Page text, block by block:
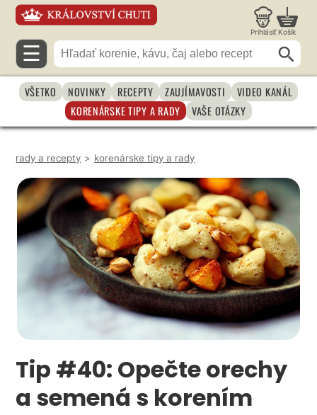
Prihlásiť Košík
☰
VŠETKO NOVINKY RECEPTY ZAUJÍMAVOSTI
VIDEO KANÁL
KORENÁRSKE TIPY A RADY
VAŠE OTÁZKY
rady a recepty > korenárske tipy a rady
Tip #40: Opečte orechy
a semená s korením